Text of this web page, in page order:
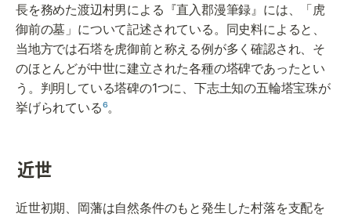
長を務めた渡辺村男による『直入郡漫筆録』には、「虎
御前の墓」について記述されている。同史料によると、
当地方では石塔を虎御前と称える例が多く確認され、そ
のほとんどが中世に建立された各種の塔碑であったとい
う。判明している塔碑の1つに、下志土知の五輪塔宝珠が
挙げられている⁶。
近世
近世初期、岡藩は自然条件のもと発生した村落を支配を